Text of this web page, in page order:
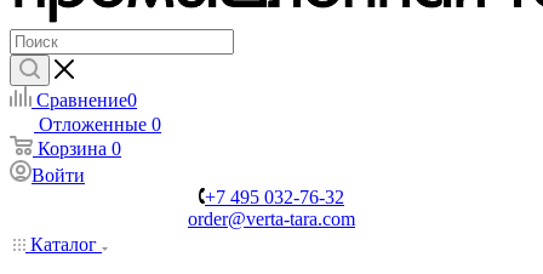
Сравнение0
Отложенные 0
Корзина 0
Войти
+7 495 032-76-32
order@verta-tara.com
Каталог